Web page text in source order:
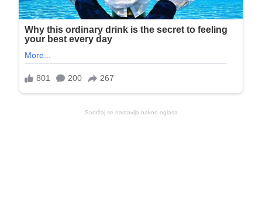
Sadržaj se nastavlja nakon oglasa